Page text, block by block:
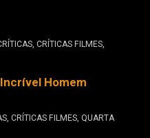
, CRÍTICAS FILMES,
Homem
, CRÍTICAS FILMES, QUARTA